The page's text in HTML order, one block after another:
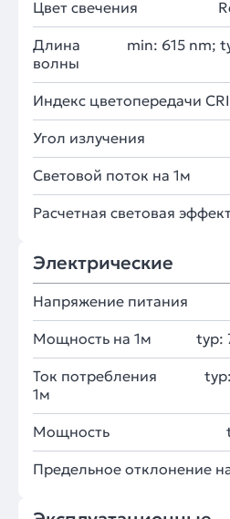
Цвет свечения
Длина
волны
min: 615 nm;
Индекс цветопередачи
Угол излучения
Световой поток на 1м
Расчетная световая
Электрические
Напряжение питания
Мощность на 1м typ:
Ток потребления
1м
Мощность
Предельное отклонение